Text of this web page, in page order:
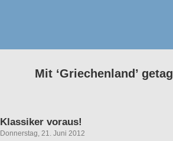
Mit ‘Griechenland’
Klassiker voraus!
Donnerstag, 21. Juni 2012